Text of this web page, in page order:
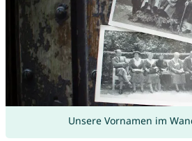
Unsere Vornamen im